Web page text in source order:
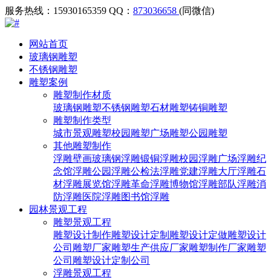
服务热线：15930165359 QQ： 873036658 (同微信)
网站首页
玻璃钢雕塑
不锈钢雕塑
雕塑案例
雕塑制作材质
玻璃钢雕塑不锈钢雕塑石材雕塑铸铜雕塑
雕塑制作类型
城市景观雕塑校园雕塑广场雕塑公园雕塑
其他雕塑制作
浮雕壁画玻璃钢浮雕锻铜浮雕校园浮雕广场浮雕纪
念馆浮雕公园浮雕公检法浮雕党建浮雕大厅浮雕石
材浮雕展览馆浮雕革命浮雕博物馆浮雕部队浮雕消
防浮雕医院浮雕图书馆浮雕
园林景观工程
雕塑景观工程
雕塑设计制作雕塑设计定制 雕塑设计定做雕塑设计
公司 雕塑厂家雕塑生产供应厂家雕塑制作厂家雕塑
公司 雕塑设计定制公司
浮雕景观工程